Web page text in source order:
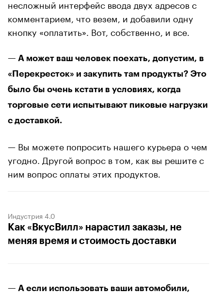
несложный интерфейс ввода двух адресов с
комментарием, что везем, и добавили одну
кнопку «оплатить». Вот, собственно, и все.
— А может ваш человек поехать, допустим, в
«Перекресток» и закупить там продукты? Это
было бы очень кстати в условиях, когда
торговые сети испытывают пиковые нагрузки
с доставкой.
— Вы можете попросить нашего курьера о чем
угодно. Другой вопрос в том, как вы решите с
ним вопрос оплаты этих продуктов.
Индустрия 4.0
Как «ВкусВилл» нарастил заказы, не
меняя время и стоимость доставки
— А если использовать ваши автомобили,